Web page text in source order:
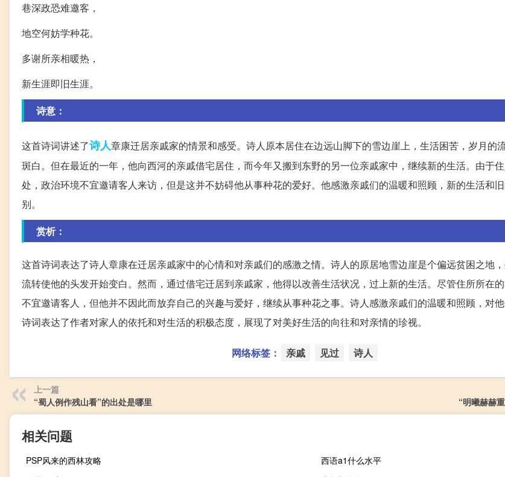
巷深政恐难邀客，
地空何妨学种花。
多谢所亲相暖热，
新生涯即旧生涯。
诗意：
这首诗词讲述了诗人章康迁居亲戚家的情景和感受。诗人原本居住在边远山脚下的雪边崖上，生活困苦，岁月的
斑白。但在最近的一年，他向西河的亲戚借宅居住，而今年又搬到东野的另一位亲戚家中，继续新的生活。由于
处，政治环境不宜邀请客人来访，但是这并不妨碍他从事种花的爱好。他感激亲戚们的温暖和照顾，新的生活和
别。
赏析：
这首诗词表达了诗人章康在迁居亲戚家中的心情和对亲戚们的感激之情。诗人的原居地雪边崖是个偏远贫困之地
流转使他的头发开始变白。然而，通过借宅迁居到亲戚家，他得以改善生活状况，过上新的生活。尽管住所所在
不宜邀请客人，但他并不因此而放弃自己的兴趣与爱好，继续从事种花之事。诗人感激亲戚们的温暖和照顾，对
诗词表达了作者对家人的依托和对生活的积极态度，展现了对美好生活的向往和对亲情的珍视。
网络标签： 亲戚 见过 诗人
上一篇
“蜀人例作残山看”的出处是哪里
“明曦赫赫
相关问题
PSP风来的西林攻略
西语a1什么水平